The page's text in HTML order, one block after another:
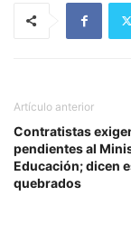
Artículo anterior
Contratistas
pendientes al
Educación; dicen
quebrados